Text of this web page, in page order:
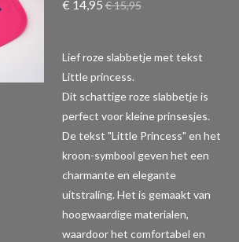
€ 14,95 € 15,95
Lief roze slabbetje met tekst
Little princess.
Dit schattige roze slabbetje is
perfect voor kleine prinsesjes.
De tekst "Little Princess" en het
kroon-symbool geven het een
charmante en elegante
uitstraling. Het is gemaakt van
hoogwaardige materialen,
waardoor het comfortabel en